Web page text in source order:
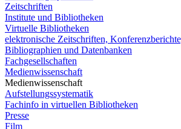
Zeitschriften
Institute und Bibliotheken
Virtuelle Bibliotheken
elektronische Zeitschriften,
Bibliographien und Datenbanken
Fachgesellschaften
Medienwissenschaft
Medienwissenschaft
Aufstellungssystematik
Fachinfo in virtuellen Bibliotheken
Presse
Film